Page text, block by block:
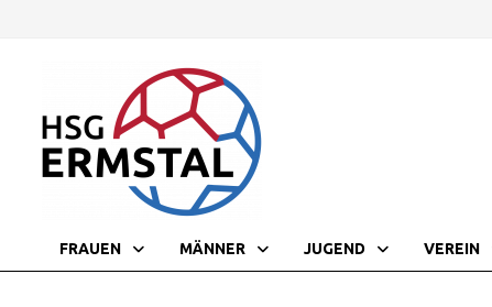
FRAUEN MÄNNER JUGEND VEREIN